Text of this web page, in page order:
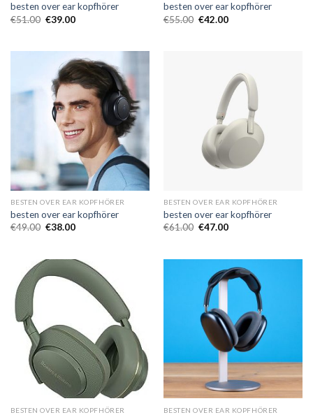
besten over ear kopfhörer
€51.00 €39.00
besten over ear kopfhörer
€55.00 €42.00
BESTEN OVER EAR KOPFHÖRER
besten over ear kopfhörer
€49.00 €38.00
BESTEN OVER EAR KOPFHÖRER
besten over ear kopfhörer
€61.00 €47.00
BESTEN OVER EAR KOPFHÖRER BESTEN OVER EAR KOPFHÖRER